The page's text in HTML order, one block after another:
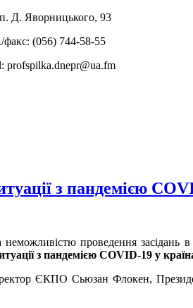
Д. Яворницького, 93
факс: (056) 744-58-55
profspilka.dnepr@ua.fm
з пандемією
неможливістю проведення засідань
з пандемією COVID-19 у
ЄКПО Сьюзан Флокен,